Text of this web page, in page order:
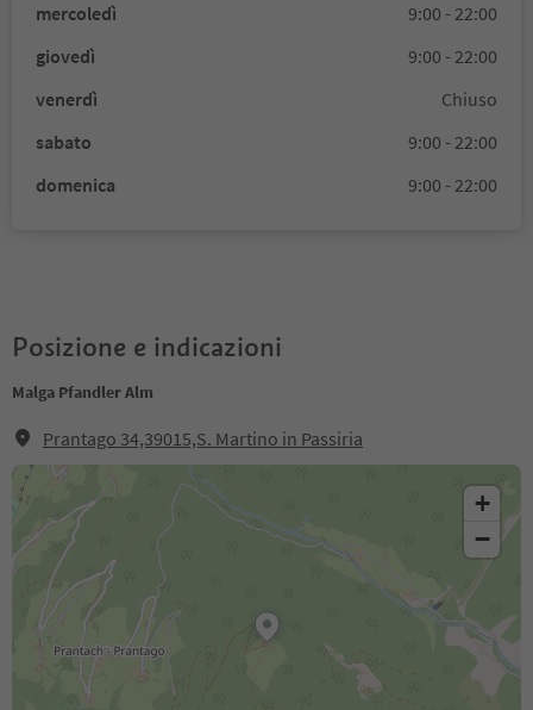
mercoledì
9:00 - 22:00
giovedì
9:00 - 22:00
venerdì
Chiuso
sabato
9:00 - 22:00
domenica
9:00 - 22:00
Posizione e indicazioni
Malga Pfandler Alm
Prantago 34,39015,S. Martino in Passiria
+
−